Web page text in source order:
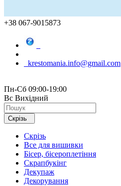
+38 067-9015873
krestomania.info@gmail.com
Пн-Сб 09:00-19:00
Вс Вихідний
Скрізь
Скрізь
Все для вишивки
Бісер, бісероплетіння
Скрапбукінг
Декупаж
Декорування